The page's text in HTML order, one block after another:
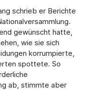
schrieb er Berichte
gewünscht hatte,
wie sie sich
korrumpierte,
spottete. So
ab, stimmte aber